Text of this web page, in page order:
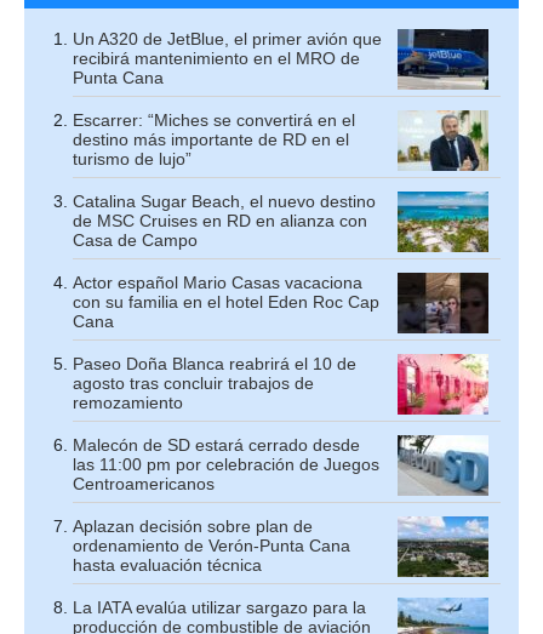
Un A320 de JetBlue, el primer avión que
recibirá mantenimiento en el MRO de
Punta Cana
Escarrer: “Miches se convertirá en el
destino más importante de RD en el
turismo de lujo”
Catalina Sugar Beach, el nuevo destino
de MSC Cruises en RD en alianza con
Casa de Campo
Actor español Mario Casas vacaciona
con su familia en el hotel Eden Roc Cap
Cana
Paseo Doña Blanca reabrirá el 10 de
agosto tras concluir trabajos de
remozamiento
Malecón de SD estará cerrado desde
las 11:00 pm por celebración de Juegos
Centroamericanos
Aplazan decisión sobre plan de
ordenamiento de Verón-Punta Cana
hasta evaluación técnica
La IATA evalúa utilizar sargazo para la
producción de combustible de aviación